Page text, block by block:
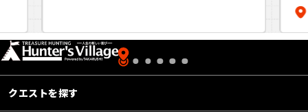
クエストを探す